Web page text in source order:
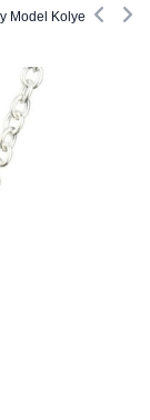
Model Kolye